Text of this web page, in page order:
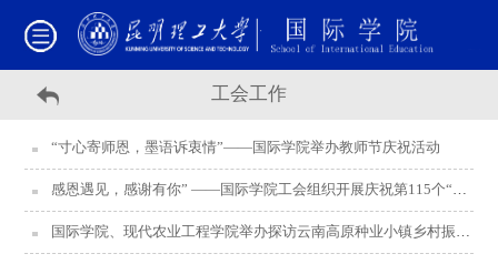
工会工作
“寸心寄师恩，墨语诉衷情”——国际学院举办教师节庆祝活动
感恩遇见，感谢有你” ——国际学院工会组织开展庆祝第115个“三八”国际妇女节系列活动
国际学院、现代农业工程学院举办探访云南高原种业小镇乡村振兴暨“国际三八妇女节”工会活动